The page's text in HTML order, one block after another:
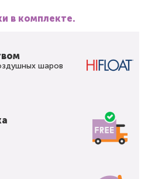
в комплекте.
шаров